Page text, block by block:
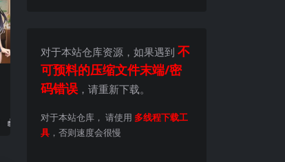
对于本站仓库资源，如果遇到 不
可预料的压缩文件末端/密
码错误 ，请重新下载。
对于本站仓库， 请使用 多线程下载工
具 ，否则速度会很慢